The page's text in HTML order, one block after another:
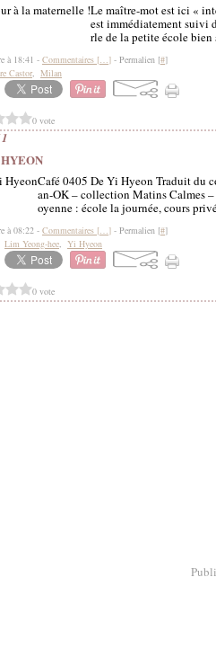
Le maître-mot est ici «
est immédiatement suivi
rle de la petite école bien
à 18:41 - Commentaires […] - Permalien [#]
Castor, Milan
0 vote
Café 0405 De Yi Hyeon Traduit du
an-OK – collection Matins Calmes
oyenne : école la journée, cours
à 08:22 - Commentaires […] - Permalien [#]
Lim Yeong-hee, Yi Hyeon
0 vote